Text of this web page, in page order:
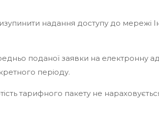
надання доступу до мережі
поданої заявки на електронну
періоду.
тарифного пакету не